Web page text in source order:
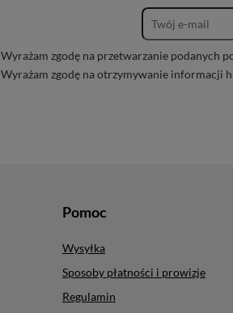
Wyrażam zgodę na przetwarzanie podanych
Wyrażam zgodę na otrzymywanie informacji
Pomoc
Wysyłka
Sposoby płatności i prowizje
Regulamin